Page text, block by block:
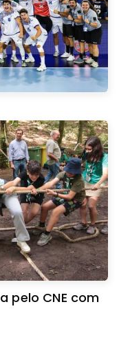
CNE com